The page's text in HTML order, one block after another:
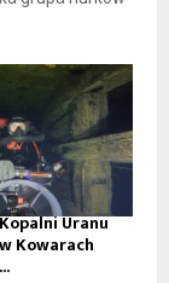
Uranu
Kowarach